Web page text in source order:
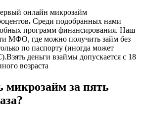
онлайн микрозайм
. Среди подобранных нами
программ финансирования. Наш
МФО, где можно получить займ без
по паспорту (иногда может
деньги взаймы допускается с 18
возраста
за пять